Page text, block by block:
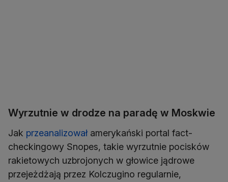
Wyrzutnie w drodze na paradę w Moskwie
Jak przeanalizowałamerykański portal fact-
checkingowy Snopes, takie wyrzutnie pocisków
rakietowych uzbrojonych w głowice jądrowe
przejeżdżają przez Kolczugino regularnie,